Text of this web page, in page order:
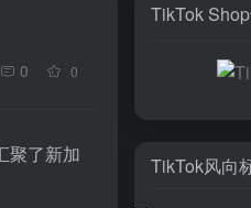
0 0
聚了新加
TikTok
TikTok风向